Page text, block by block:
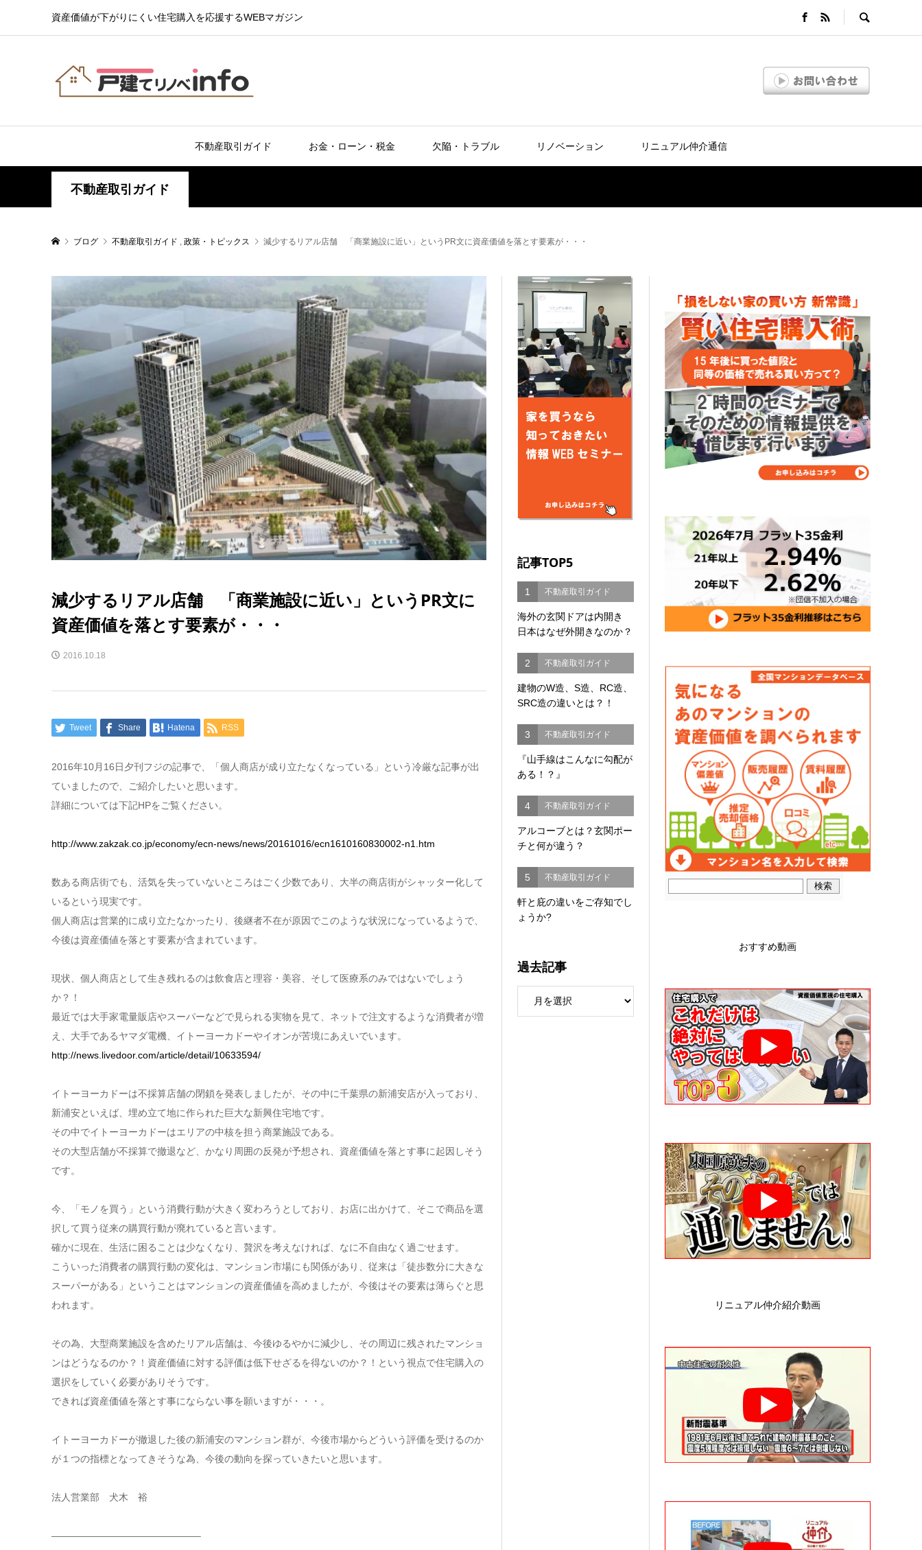
資産価値が下がりにくい住宅購入を応援するWEBマガジン
不動産取引ガイド お金・ローン・税金 欠陥・トラブル リノベーション リニュアル仲介通信
不動産取引ガイド
ブログ 不動産取引ガイド , 政策・トピックス 減少するリアル店舗 「商業施設に近い」というPR文に資産価値を落とす要素が・・・
減少するリアル店舗 「商業施設に近い」というPR文に
資産価値を落とす要素が・・・
2016.10.18
Tweet Share Hatena RSS
2016年10月16日夕刊フジの記事で、「個人商店が成り立たなくなっている」という冷厳な記事が出
ていましたので、ご紹介したいと思います。
詳細については下記HPをご覧ください。
http://www.zakzak.co.jp/economy/ecn-news/news/20161016/ecn1610160830002-n1.htm
数ある商店街でも、活気を失っていないところはごく少数であり、大半の商店街がシャッター化して
いるという現実です。
個人商店は営業的に成り立たなかったり、後継者不在が原因でこのような状況になっているようで、
今後は資産価値を落とす要素が含まれています。
現状、個人商店として生き残れるのは飲食店と理容・美容、そして医療系のみではないでしょう
か？！
最近では大手家電量販店やスーパーなどで見られる実物を見て、ネットで注文するような消費者が増
え、大手であるヤマダ電機、イトーヨーカドーやイオンが苦境にあえいでいます。
http://news.livedoor.com/article/detail/10633594/
イトーヨーカドーは不採算店舗の閉鎖を発表しましたが、その中に千葉県の新浦安店が入っており、
新浦安といえば、埋め立て地に作られた巨大な新興住宅地です。
その中でイトーヨーカドーはエリアの中核を担う商業施設である。
その大型店舗が不採算で撤退など、かなり周囲の反発が予想され、資産価値を落とす事に起因しそう
です。
今、「モノを買う」という消費行動が大きく変わろうとしており、お店に出かけて、そこで商品を選
択して買う従来の購買行動が廃れていると言います。
確かに現在、生活に困ることは少なくなり、贅沢を考えなければ、なに不自由なく過ごせます。
こういった消費者の購買行動の変化は、マンション市場にも関係があり、従来は「徒歩数分に大きな
スーパーがある」ということはマンションの資産価値を高めましたが、今後はその要素は薄らぐと思
われます。
その為、大型商業施設を含めたリアル店舗は、今後ゆるやかに減少し、その周辺に残されたマンショ
ンはどうなるのか？！資産価値に対する評価は低下せざるを得ないのか？！という視点で住宅購入の
選択をしていく必要がありそうです。
できれば資産価値を落とす事にならない事を願いますが・・・。
イトーヨーカドーが撤退した後の新浦安のマンション群が、今後市場からどういう評価を受けるのか
が１つの指標となってきそうな為、今後の動向を探っていきたいと思います。
法人営業部 犬木 裕
———————————————–
記事TOP5
1 不動産取引ガイド
海外の玄関ドアは内開き
日本はなぜ外開きなのか？
2 不動産取引ガイド
建物のW造、S造、RC造、
SRC造の違いとは？！
3 不動産取引ガイド
『山手線はこんなに勾配が
ある！？』
4 不動産取引ガイド
アルコーブとは？玄関ポー
チと何が違う？
5 不動産取引ガイド
軒と庇の違いをご存知でし
ょうか?
過去記事
おすすめ動画
リニュアル仲介紹介動画